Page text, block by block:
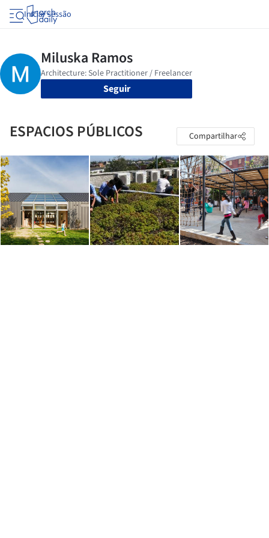
Iniciar sessão
Seguir
ESPACIOS PÚBLICOS Compartilhar